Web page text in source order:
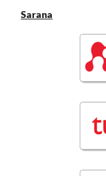
Sarana